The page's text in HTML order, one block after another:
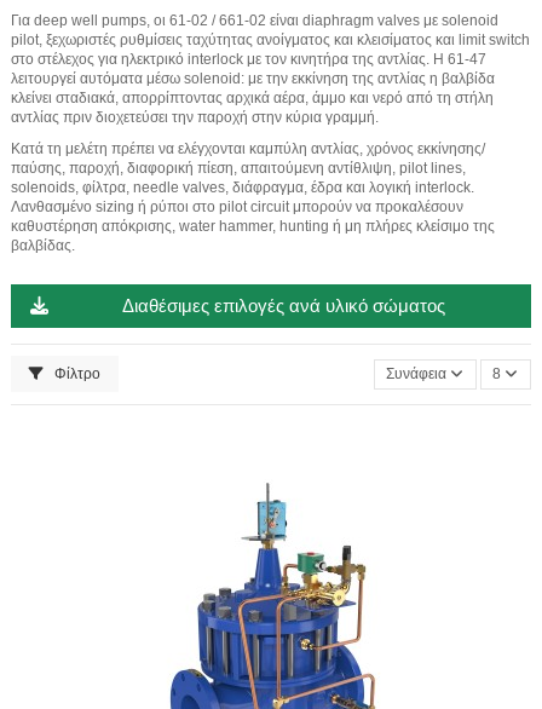
Για deep well pumps, οι 61-02 / 661-02 είναι diaphragm valves με solenoid
pilot, ξεχωριστές ρυθμίσεις ταχύτητας ανοίγματος και κλεισίματος και limit switch
στο στέλεχος για ηλεκτρικό interlock με τον κινητήρα της αντλίας. Η 61-47
λειτουργεί αυτόματα μέσω solenoid: με την εκκίνηση της αντλίας η βαλβίδα
κλείνει σταδιακά, απορρίπτοντας αρχικά αέρα, άμμο και νερό από τη στήλη
αντλίας πριν διοχετεύσει την παροχή στην κύρια γραμμή.
Κατά τη μελέτη πρέπει να ελέγχονται καμπύλη αντλίας, χρόνος εκκίνησης/
παύσης, παροχή, διαφορική πίεση, απαιτούμενη αντίθλιψη, pilot lines,
solenoids, φίλτρα, needle valves, διάφραγμα, έδρα και λογική interlock.
Λανθασμένο sizing ή ρύποι στο pilot circuit μπορούν να προκαλέσουν
καθυστέρηση απόκρισης, water hammer, hunting ή μη πλήρες κλείσιμο της
βαλβίδας.
Διαθέσιμες επιλογές ανά υλικό σώματος
Φίλτρο Συνάφεια 8